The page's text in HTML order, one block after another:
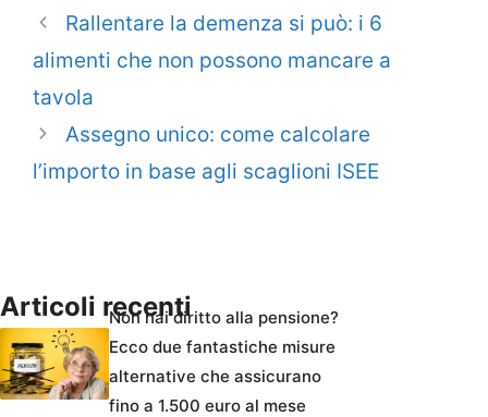
Rallentare la demenza si può: i 6
alimenti che non possono mancare a
tavola
Assegno unico: come calcolare
l’importo in base agli scaglioni ISEE
Articoli recentiNon hai diritto alla pensione?
Ecco due fantastiche misure
alternative che assicurano
fino a 1.500 euro al mese